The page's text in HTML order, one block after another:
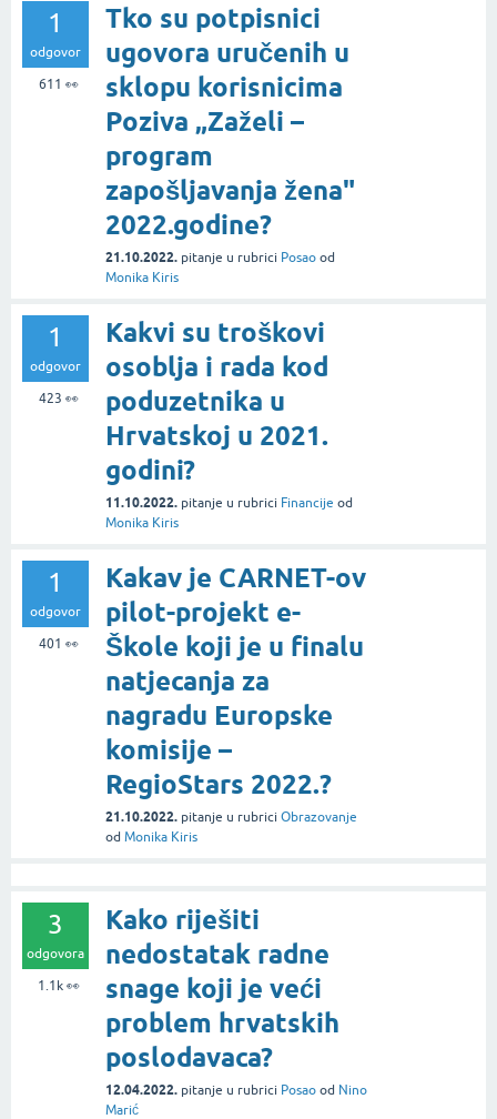
1
odgovor
611 👀
Tko su potpisnici
ugovora uručenih u
sklopu korisnicima
Poziva „Zaželi –
program
zapošljavanja žena"
2022.godine?
21.10.2022. pitanje u rubrici Posao od
Monika Kiris
1
odgovor
423 👀
Kakvi su troškovi
osoblja i rada kod
poduzetnika u
Hrvatskoj u 2021.
godini?
11.10.2022. pitanje u rubrici Financije od
Monika Kiris
1
odgovor
401 👀
Kakav je CARNET-ov
pilot-projekt e-
Škole koji je u finalu
natjecanja za
nagradu Europske
komisije –
RegioStars 2022.?
21.10.2022. pitanje u rubrici Obrazovanje
od Monika Kiris
3
odgovora
1.1k👀
Kako riješiti
nedostatak radne
snage koji je veći
problem hrvatskih
poslodavaca?
12.04.2022. pitanje u rubrici Posao od Nino
Marić